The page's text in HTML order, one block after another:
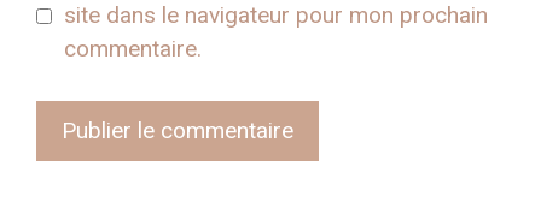
site dans le navigateur pour mon prochain
commentaire.